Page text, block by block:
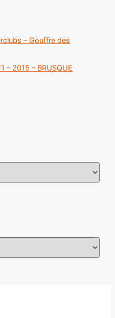
– Gouffre des
– 2015 – BRUSQUE